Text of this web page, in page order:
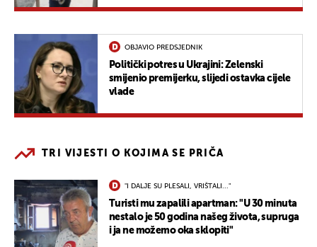
OBJAVIO PREDSJEDNIK
Politički potres u Ukrajini: Zelenski
smijenio premijerku, slijedi ostavka cijele
vlade
TRI VIJESTI O KOJIMA SE PRIČA
"I DALJE SU PLESALI, VRIŠTALI..."
Turisti mu zapalili apartman: "U 30 minuta
nestalo je 50 godina našeg života, supruga
i ja ne možemo oka sklopiti"